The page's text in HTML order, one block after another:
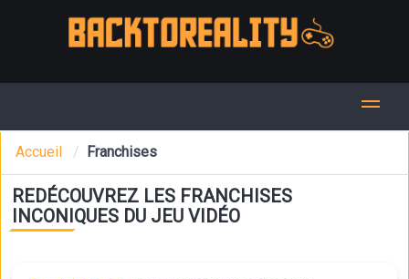
Accueil Franchises
REDÉCOUVREZ LES FRANCHISES
INCONIQUES DU JEU VIDÉO